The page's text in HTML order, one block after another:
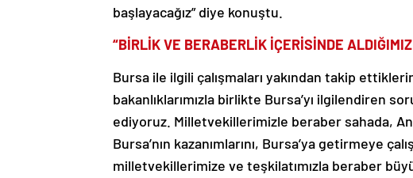
başlayacağız” diye konuştu.
“BİRLİK VE BERABERLİK İÇERİSİNDE
Bursa ile ilgili çalışmaları yakından takip
bakanlıklarımızla birlikte Bursa’yı ilgilendiren
ediyoruz. Milletvekillerimizle beraber sahada,
Bursa’nın kazanımlarını, Bursa’ya getirmeye
milletvekillerimize ve teşkilatımızla beraber